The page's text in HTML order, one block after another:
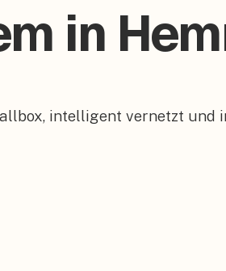
in
intelligent vernetzt